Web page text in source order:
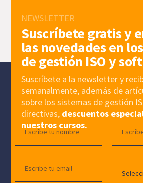
NEWSLETTER
Suscríbete gratis y
las novedades en
de gestión ISO y
Suscríbete a la newsletter y
semanalmente, además de
sobre los sistemas de gestión
directivas, descuentos
nuestros cursos.